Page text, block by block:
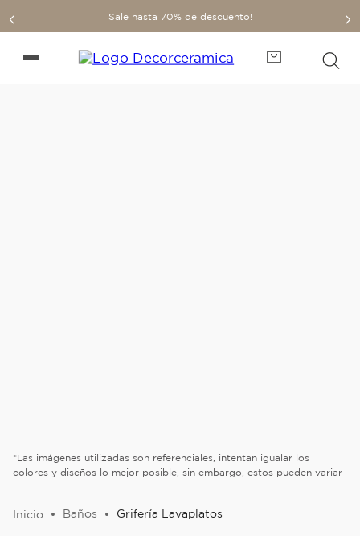
Sale hasta 70% de descuento!
*Las imágenes utilizadas son referenciales, intentan igualar los
colores y diseños lo mejor posible, sin embargo, estos pueden variar
Baños Grifería Lavaplatos